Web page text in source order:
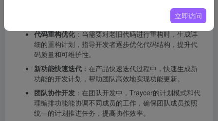
如开发一个大型电商网站的用户管理系统，能分阶段规
代码重构优化：当需要对老旧代码进行重构时，生成详
细的重构计划，指导开发者逐步优化代码结构，提升代
码质量和可维护性。
新功能快速迭代 ：在产品快速迭代过程中，快速生成新
功能的开发计划，帮助团队高效地实现功能更新。
团队协作开发 ：在团队开发中，Traycer的计划模式和代
理编排功能能协调不同成员的工作，确保团队成员按照
统一的计划推进任务，提高协作效率。
立即访问